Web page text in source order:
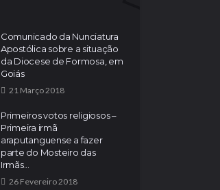
Comunicado da Nunciatura
Apostólica sobre a situação
da Diocese de Formosa, em
Goiás
21 Março 2018
Primeiros votos religiosos –
Primeira irmã
araputanguense a fazer
parte do Mosteiro das
Irmãs...
26 Fevereiro 2018